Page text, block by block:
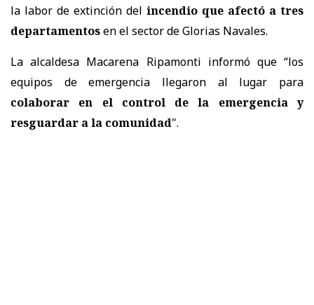
la labor de extinción del incendio que afectó a tres
departamentosen el sector de Glorias Navales.
La alcaldesa Macarena Ripamonti informó que “los
equipos de emergencia llegaron al lugar para
colaborar en el control de la emergencia y
resguardar a la comunidad".